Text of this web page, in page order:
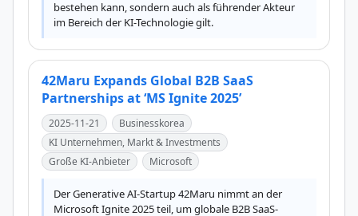
bestehen kann, sondern auch als führender Akteur
im Bereich der KI-Technologie gilt.
42Maru Expands Global B2B SaaS
Partnerships at ‘MS Ignite 2025’
2025-11-21
Businesskorea
KI Unternehmen, Markt & Investments
Große KI-Anbieter
Microsoft
Der Generative AI-Startup 42Maru nimmt an der
Microsoft Ignite 2025 teil, um globale B2B SaaS-